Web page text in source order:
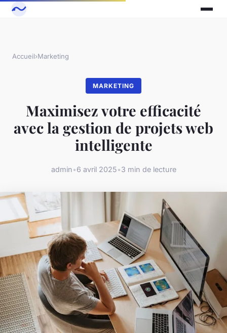
Accueil›Marketing
MARKETING
Maximisez votre efficacité
avec la gestion de projets web
intelligente
admin•6 avril 2025•3 min de lecture